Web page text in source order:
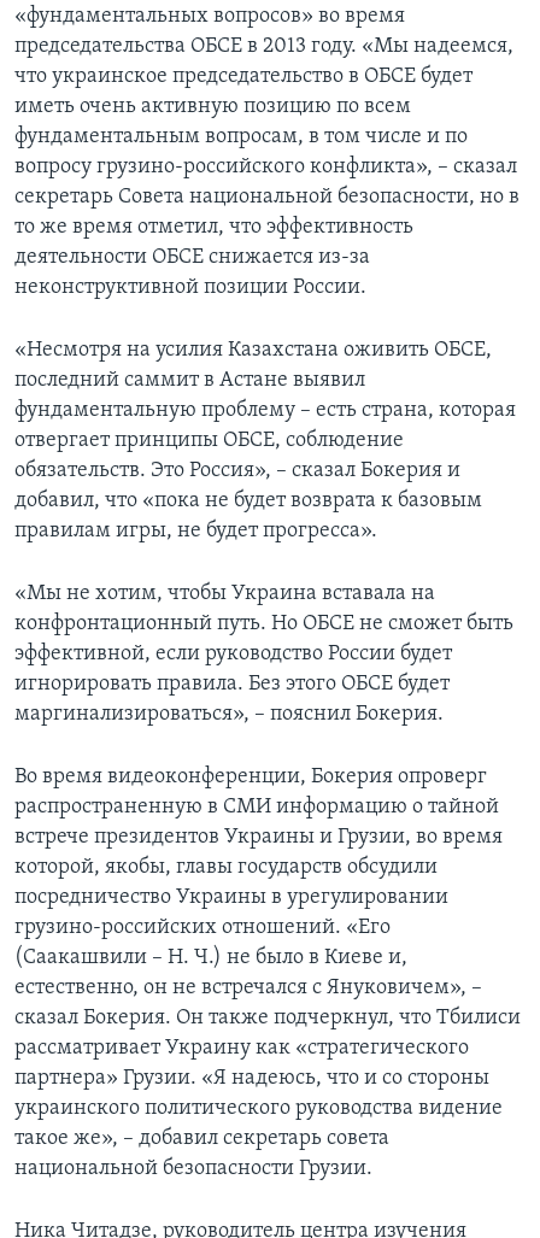
«фундаментальных вопросов» во время
председательства ОБСЕ в 2013 году. «Мы надеемся,
что украинское председательство в ОБСЕ будет
иметь очень активную позицию по всем
фундаментальным вопросам, в том числе и по
вопросу грузино-российского конфликта», – сказал
секретарь Совета национальной безопасности, но в
то же время отметил, что эффективность
деятельности ОБСЕ снижается из-за
неконструктивной позиции России.
«Несмотря на усилия Казахстана оживить ОБСЕ,
последний саммит в Астане выявил
фундаментальную проблему – есть страна, которая
отвергает принципы ОБСЕ, соблюдение
обязательств. Это Россия», – сказал Бокерия и
добавил, что «пока не будет возврата к базовым
правилам игры, не будет прогресса».
«Мы не хотим, чтобы Украина вставала на
конфронтационный путь. Но ОБСЕ не сможет быть
эффективной, если руководство России будет
игнорировать правила. Без этого ОБСЕ будет
маргинализироваться», – пояснил Бокерия.
Во время видеоконференции, Бокерия опроверг
распространенную в СМИ информацию о тайной
встрече президентов Украины и Грузии, во время
которой, якобы, главы государств обсудили
посредничество Украины в урегулировании
грузино-российских отношений. «Его
(Саакашвили – Н. Ч.) не было в Киеве и,
естественно, он не встречался с Януковичем», –
сказал Бокерия. Он также подчеркнул, что Тбилиси
рассматривает Украину как «стратегического
партнера» Грузии. «Я надеюсь, что и со стороны
украинского политического руководства видение
такое же», – добавил секретарь совета
национальной безопасности Грузии.
Ника Читадзе, руководитель центра изучения